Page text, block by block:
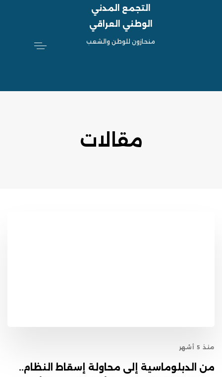
التجمع المدني
الوطني العراقي
منحازون للوطن والشعب
مقالات
منذ 5 أشهر
من الدبلوماسية إلى محاولة إسقاط النظام..